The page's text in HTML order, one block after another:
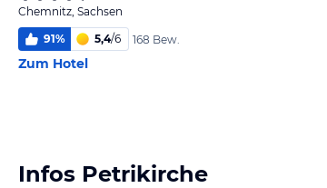
Chemnitz, Sachsen
91% 5,4/6 168 Bew.
Zum Hotel
Infos Petrikirche